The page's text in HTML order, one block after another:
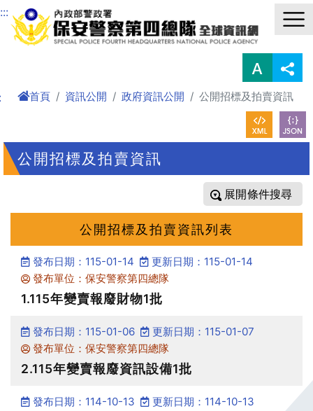
進入內容區塊
:::
首頁 資訊公開 政府資訊公開 公開招標及拍賣資訊
公開招標及拍賣資訊
條件搜尋
公開招標及拍賣資訊列表
發布日期：115-01-14
更新日期：115-01-14
發布單位：保安警察第四總隊
1.115年變賣報廢財物1批
發布日期：115-01-06
更新日期：115-01-07
發布單位：保安警察第四總隊
2.115年變賣報廢資訊設備1批
發布日期：114-10-13
更新日期：114-10-13